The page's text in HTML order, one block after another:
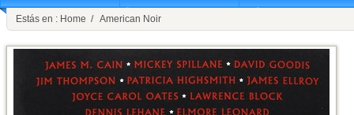
Estás en : Home / American Noir